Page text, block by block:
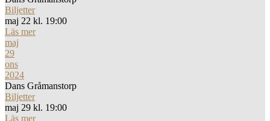
Biljetter
maj 22 kl. 19:00
Läs mer
maj
29
ons
2024
Dans Gråmanstorp
Biljetter
maj 29 kl. 19:00
Läs mer